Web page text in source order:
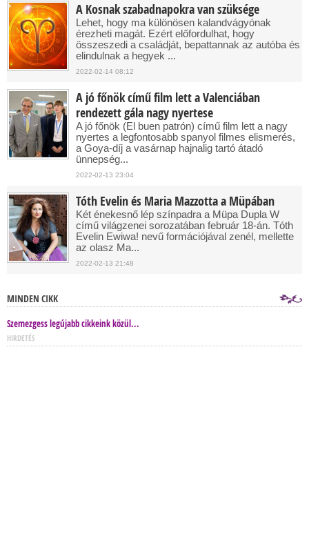
A Kosnak szabadnapokra van szüksége
Lehet, hogy ma különösen kalandvágyónak
érezheti magát. Ezért előfordulhat, hogy
összeszedi a családját, bepattannak az autóba és
elindulnak a hegyek ...
2022-02-14 08:12
A jó főnök című film lett a Valenciában
rendezett gála nagy nyertese
A jó főnök (El buen patrón) című film lett a nagy
nyertes a legfontosabb spanyol filmes elismerés,
a Goya-díj a vasárnap hajnalig tartó átadó
ünnepség...
2022-02-13 23:04
Tóth Evelin és Maria Mazzotta a Müpában
Két énekesnő lép színpadra a Müpa Dupla W
című világzenei sorozatában február 18-án. Tóth
Evelin Ewiwa! nevű formációjával zenél, mellette
az olasz Ma...
2022-02-13 21:48
MINDEN CIKK
Szemezgess legújabb cikkeink közül...
HIRDETÉS